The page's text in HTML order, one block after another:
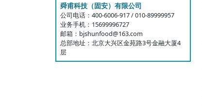
舜甫科技（固安）有限公司
公司电话：400-6006-917 / 010-89999957
业务手机：15699996727
邮箱：bjshunfood@163.com
总部地址：北京大兴区金苑路3号金融大厦4
层